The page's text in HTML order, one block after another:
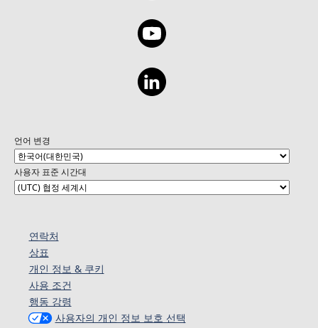
언어 변경
사용자 표준 시간대
연락처
상표
개인 정보 & 쿠키
사용 조건
행동 강령
사용자의 개인 정보 보호 선택